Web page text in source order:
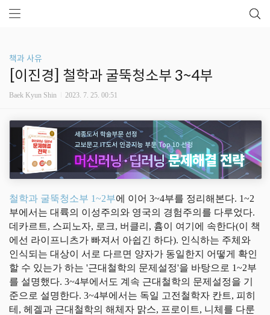
책과 사유
[이진경] 철학과 굴뚝청소부 3~4부
Baek Kyun Shin 2023. 7. 25. 00:51
철학과 굴뚝청소부 1~2부에 이어 3~4부를 정리해본다. 1~2
부에서는 대륙의 이성주의와 영국의 경험주의를 다루었다.
데카르트, 스피노자, 로크, 버클리, 흄이 여기에 속한다(이 책
에선 라이프니츠가 빠져서 아쉽긴 하다). 인식하는 주체와
인식되는 대상이 서로 다르면 양자가 동일한지 어떻게 확인
할 수 있는가 하는 '근대철학의 문제설정'을 바탕으로 1~2부
를 설명했다. 3~4부에서도 계속 근대철학의 문제설정을 기
준으로 설명한다. 3~4부에서는 독일 고전철학자 칸트, 피히
테, 헤겔과 근대철학의 해체자 맑스, 프로이트, 니체를 다룬